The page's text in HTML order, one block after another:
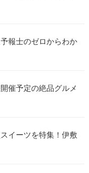
報士のゼロからわか
催予定の絶品グルメ
イーツを特集！伊敷